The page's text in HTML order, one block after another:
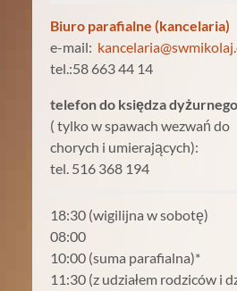
Biuro parafialne (kancelaria)
e-mail:
tel.:58 663 44 14
telefon do księdza dyżurnego
( tylko w spawach wezwań do
chorych i umierających):
tel. 516 368 194
18:30 (wigilijna w sobotę)
08:00
10:00 (suma parafialna)*
11:30 (z udziałem rodziców i